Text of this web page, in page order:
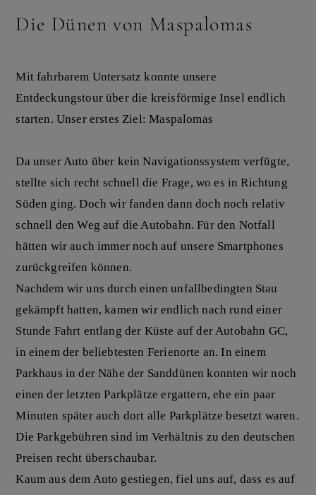
Die Dünen von Maspalomas
Mit fahrbarem Untersatz konnte unsere
Entdeckungstour über die kreisförmige Insel endlich
starten. Unser erstes Ziel: Maspalomas
Da unser Auto über kein Navigationssystem verfügte,
stellte sich recht schnell die Frage, wo es in Richtung
Süden ging. Doch wir fanden dann doch noch relativ
schnell den Weg auf die Autobahn. Für den Notfall
hätten wir auch immer noch auf unsere Smartphones
zurückgreifen können.
Nachdem wir uns durch einen unfallbedingten Stau
gekämpft hatten, kamen wir endlich nach rund einer
Stunde Fahrt entlang der Küste auf der Autobahn GC,
in einem der beliebtesten Ferienorte an. In einem
Parkhaus in der Nähe der Sanddünen konnten wir noch
einen der letzten Parkplätze ergattern, ehe ein paar
Minuten später auch dort alle Parkplätze besetzt waren.
Die Parkgebühren sind im Verhältnis zu den deutschen
Preisen recht überschaubar.
Kaum aus dem Auto gestiegen, fiel uns auf, dass es auf